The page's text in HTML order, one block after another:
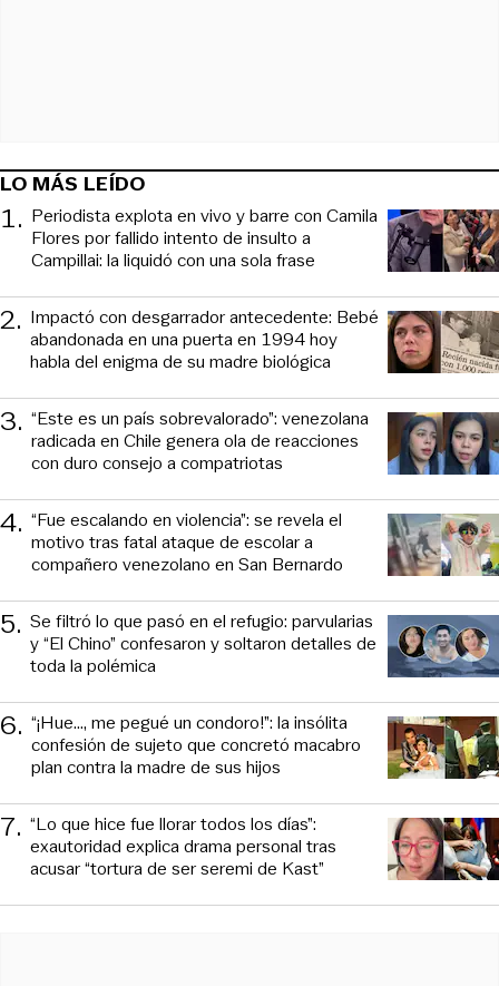
LO MÁS LEÍDO
1. Periodista explota en vivo y barre con Camila
Flores por fallido intento de insulto a
Campillai: la liquidó con una sola frase
2. Impactó con desgarrador antecedente: Bebé
abandonada en una puerta en 1994 hoy
habla del enigma de su madre biológica
3. “Este es un país sobrevalorado”: venezolana
radicada en Chile genera ola de reacciones
con duro consejo a compatriotas
4. “Fue escalando en violencia”: se revela el
motivo tras fatal ataque de escolar a
compañero venezolano en San Bernardo
5. Se filtró lo que pasó en el refugio: parvularias
y “El Chino” confesaron y soltaron detalles de
toda la polémica
6. “¡Hue..., me pegué un condoro!”: la insólita
confesión de sujeto que concretó macabro
plan contra la madre de sus hijos
7. “Lo que hice fue llorar todos los días”:
exautoridad explica drama personal tras
acusar “tortura de ser seremi de Kast”